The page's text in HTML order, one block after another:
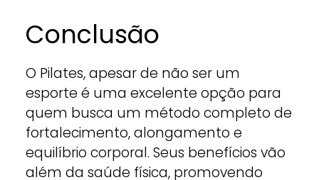
Conclusão
O Pilates, apesar de não ser um
esporte é uma excelente opção para
quem busca um método completo de
fortalecimento, alongamento e
equilíbrio corporal. Seus benefícios vão
além da saúde física, promovendo